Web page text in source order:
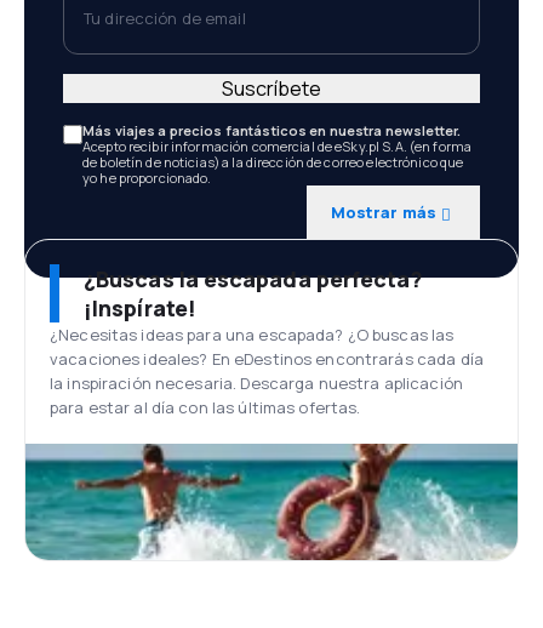
Más viajes a precios fantásticos en nuestra newsletter.
Acepto recibir información comercial de eSky.pl S.A. (en forma
de boletín de noticias) a la dirección de correo electrónico que
yo he proporcionado.
Mostrar más
Suscríbete
¿Buscas la escapada perfecta?
¡Inspírate!
¿Necesitas ideas para una escapada? ¿O buscas las
vacaciones ideales? En eDestinos encontrarás cada día
la inspiración necesaria. Descarga nuestra aplicación
para estar al día con las últimas ofertas.